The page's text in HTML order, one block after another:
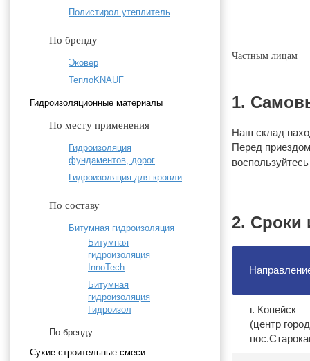
Полистирол утеплитель
По бренду
Эковер
ТеплоKNAUF
Гидроизоляционные материалы
По месту применения
Гидроизоляция
фундаментов, дорог
Гидроизоляция для кровли
По составу
Битумная гидроизоляция
Битумная
гидроизоляция
InnoTech
Битумная
гидроизоляция
Гидроизол
По бренду
Cухие строительные смеси
Частным лицам
1.
Наш склад
Перед
2. Сроки
г. Копейск
(центр